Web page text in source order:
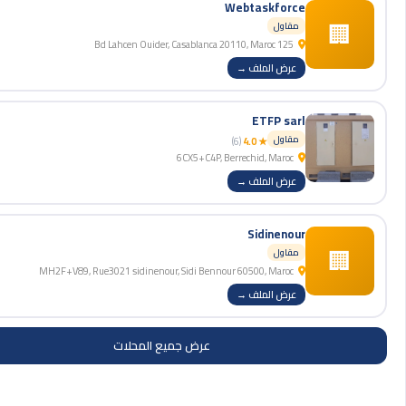
🏢
Webtaskforce
مقاول
عرض الملف →
ETFP sarl
مقاول ★ 4.0
(6)
عرض الملف →
🏢
Sidinenour
مقاول
عرض الملف →
عرض جميع المحلات